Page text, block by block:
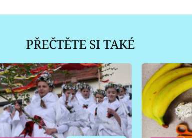
PŘEČTĚTE SI TAKÉ